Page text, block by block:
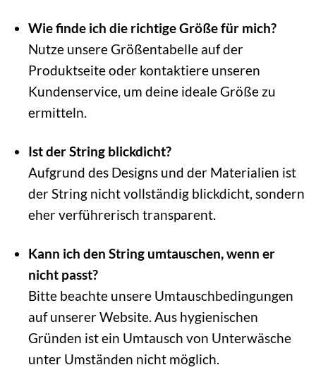
Wie finde ich die richtige Größe für mich?
Nutze unsere Größentabelle auf der
Produktseite oder kontaktiere unseren
Kundenservice, um deine ideale Größe zu
ermitteln.
Ist der String blickdicht?
Aufgrund des Designs und der Materialien ist
der String nicht vollständig blickdicht, sondern
eher verführerisch transparent.
Kann ich den String umtauschen, wenn er
nicht passt?
Bitte beachte unsere Umtauschbedingungen
auf unserer Website. Aus hygienischen
Gründen ist ein Umtausch von Unterwäsche
unter Umständen nicht möglich.